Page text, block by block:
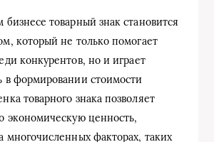
товарный знак становится
который не только помогает
конкурентов, но и играет
в формировании стоимости
товарного знака позволяет
экономическую ценность,
многочисленных факторах, таких